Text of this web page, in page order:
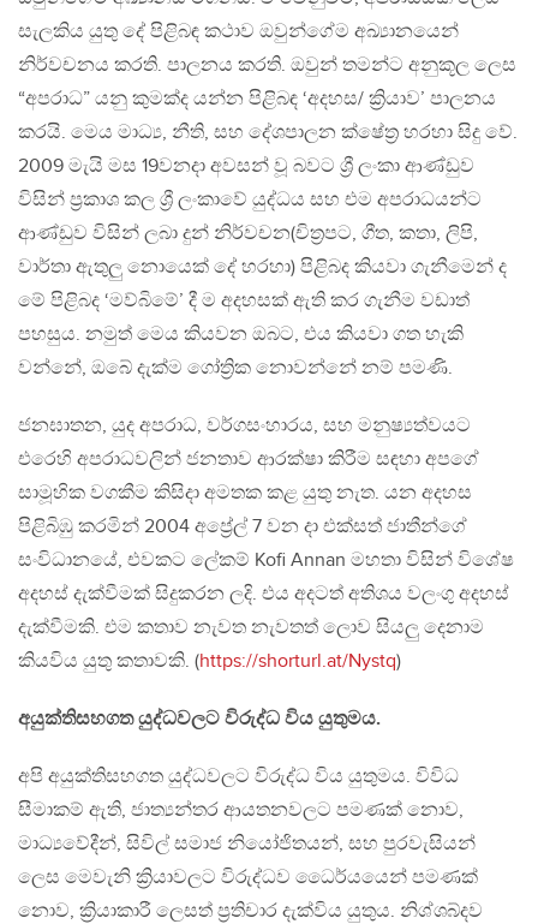
සැලකිය යුතු දේ පිළිබඳ කථාව ඔවුන්ගේම අඛ්‍යානයෙන්
නිර්වචනය කරති. පාලනය කරති. ඔවුන් තමන්ට අනුකූල ලෙස
“අපරාධ” යනු කුමක්ද යන්න පිළිබඳ ‘අදහස/ ක්‍රියාව’ පාලනය
කරයි. මෙය මාධ්‍ය, නීති, සහ දේශපාලන ක්ෂේත්‍ර හරහා සිදු වේ.
2009 මැයි මස 19වනදා අවසන් වූ බවට ශ්‍රී ලංකා ආණ්ඩුව
විසින් ප්‍රකාශ කල ශ්‍රී ලංකාවේ යුද්ධය සහ එම අපරාධයන්ට
ආණ්ඩුව විසින් ලබා දුන් නිර්වචන(චිත්‍රපට, ගීත, කතා, ලිපි,
වාර්තා ඇතුලු නොයෙක් දේ හරහා) පිළිබද කියවා ගැනීමෙන් ද
මේ පිළිබද ‘මව්බිමේ’ දී ම අදහසක් ඇති කර ගැනීම වඩාත්
පහසුය. නමුත් මෙය කියවන ඔබට, එය කියවා ගත හැකි
වන්නේ, ඔබේ දැක්ම ගෝත්‍රික නොවන්නේ නම් පමණි.
ජනඝාතන, යුද අපරාධ, වර්ගසංහාරය, සහ මනුෂ්‍යත්වයට
එරෙහි අපරාධවලින් ජනතාව ආරක්ෂා කිරීම සඳහා අපගේ
සාමූහික වගකීම කිසිදා අමතක කළ යුතු නැත. යන අදහස
පිළිබිඹු කරමින් 2004 අප්‍රේල් 7 වන දා එක්සත් ජාතීන්ගේ
සංවිධානයේ, එවකට ලේකම් Kofi Annan මහතා විසින් විශේෂ
අදහස් දැක්වීමක් සිදුකරන ලදි. එය අදටත් අතිශය වලංගු අදහස්
දැක්වීමකි. එම කතාව නැවත නැවතත් ලොව සියලු දෙනාම
කියවිය යුතු කතාවකි. (https://shorturl.at/Nystq)
අයුක්තිසහගත යුද්ධවලට විරුද්ධ විය යුතුමය.
අපි අයුක්තිසහගත යුද්ධවලට විරුද්ධ විය යුතුමය. විවිධ
සීමාකම් ඇති, ජාත්‍යන්තර ආයතනවලට පමණක් නොව,
මාධ්‍යවේදීන්, සිවිල් සමාජ නියෝජිතයන්, සහ පුරවැසියන්
ලෙස මෙවැනි ක්‍රියාවලට විරුද්ධව ධෛර්යයෙන් පමණක්
නොව, ක්‍රියාකාරී ලෙසත් ප්‍රතිචාර දැක්විය යුතුය. නිශ්ශබ්දව